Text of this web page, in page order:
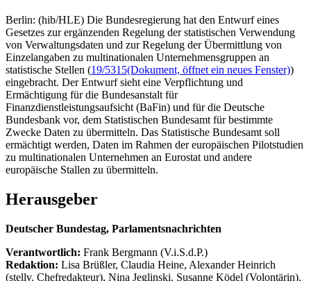
Berlin: (hib/HLE) Die Bundesregierung hat den Entwurf eines
Gesetzes zur ergänzenden Regelung der statistischen Verwendung
von Verwaltungsdaten und zur Regelung der Übermittlung von
Einzelangaben zu multinationalen Unternehmensgruppen an
statistische Stellen (19/5315(Dokument, öffnet ein neues Fenster))
eingebracht. Der Entwurf sieht eine Verpflichtung und
Ermächtigung für die Bundesanstalt für
Finanzdienstleistungsaufsicht (BaFin) und für die Deutsche
Bundesbank vor, dem Statistischen Bundesamt für bestimmte
Zwecke Daten zu übermitteln. Das Statistische Bundesamt soll
ermächtigt werden, Daten im Rahmen der europäischen Pilotstudien
zu multinationalen Unternehmen an Eurostat und andere
europäische Stallen zu übermitteln.
Herausgeber
Deutscher Bundestag, Parlamentsnachrichten
Verantwortlich: Frank Bergmann (V.i.S.d.P.)
Redaktion: Lisa Brüßler, Claudia Heine, Alexander Heinrich
(stellv. Chefredakteur), Nina Jeglinski, Susanne Ködel (Volontärin),